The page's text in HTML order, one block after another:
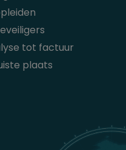
tot factuur
plaats